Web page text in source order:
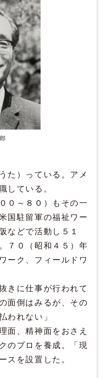
た）っている。アメ
している。
０～８０）もその一
国駐留軍の福祉ワー
などで活動し５１
７０（昭和４５）年
ーク、フィールドワ
きに仕事が行われて
面倒はみるが、その
われない」
面、精神面をおさえ
のプロを養成。「現
スを設置した。